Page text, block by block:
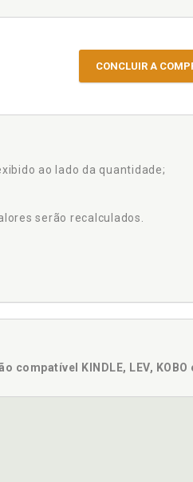
CONCLUIR A
ao lado da quantidade;
serão recalculados.
compatível KINDLE, LEV, KOBO